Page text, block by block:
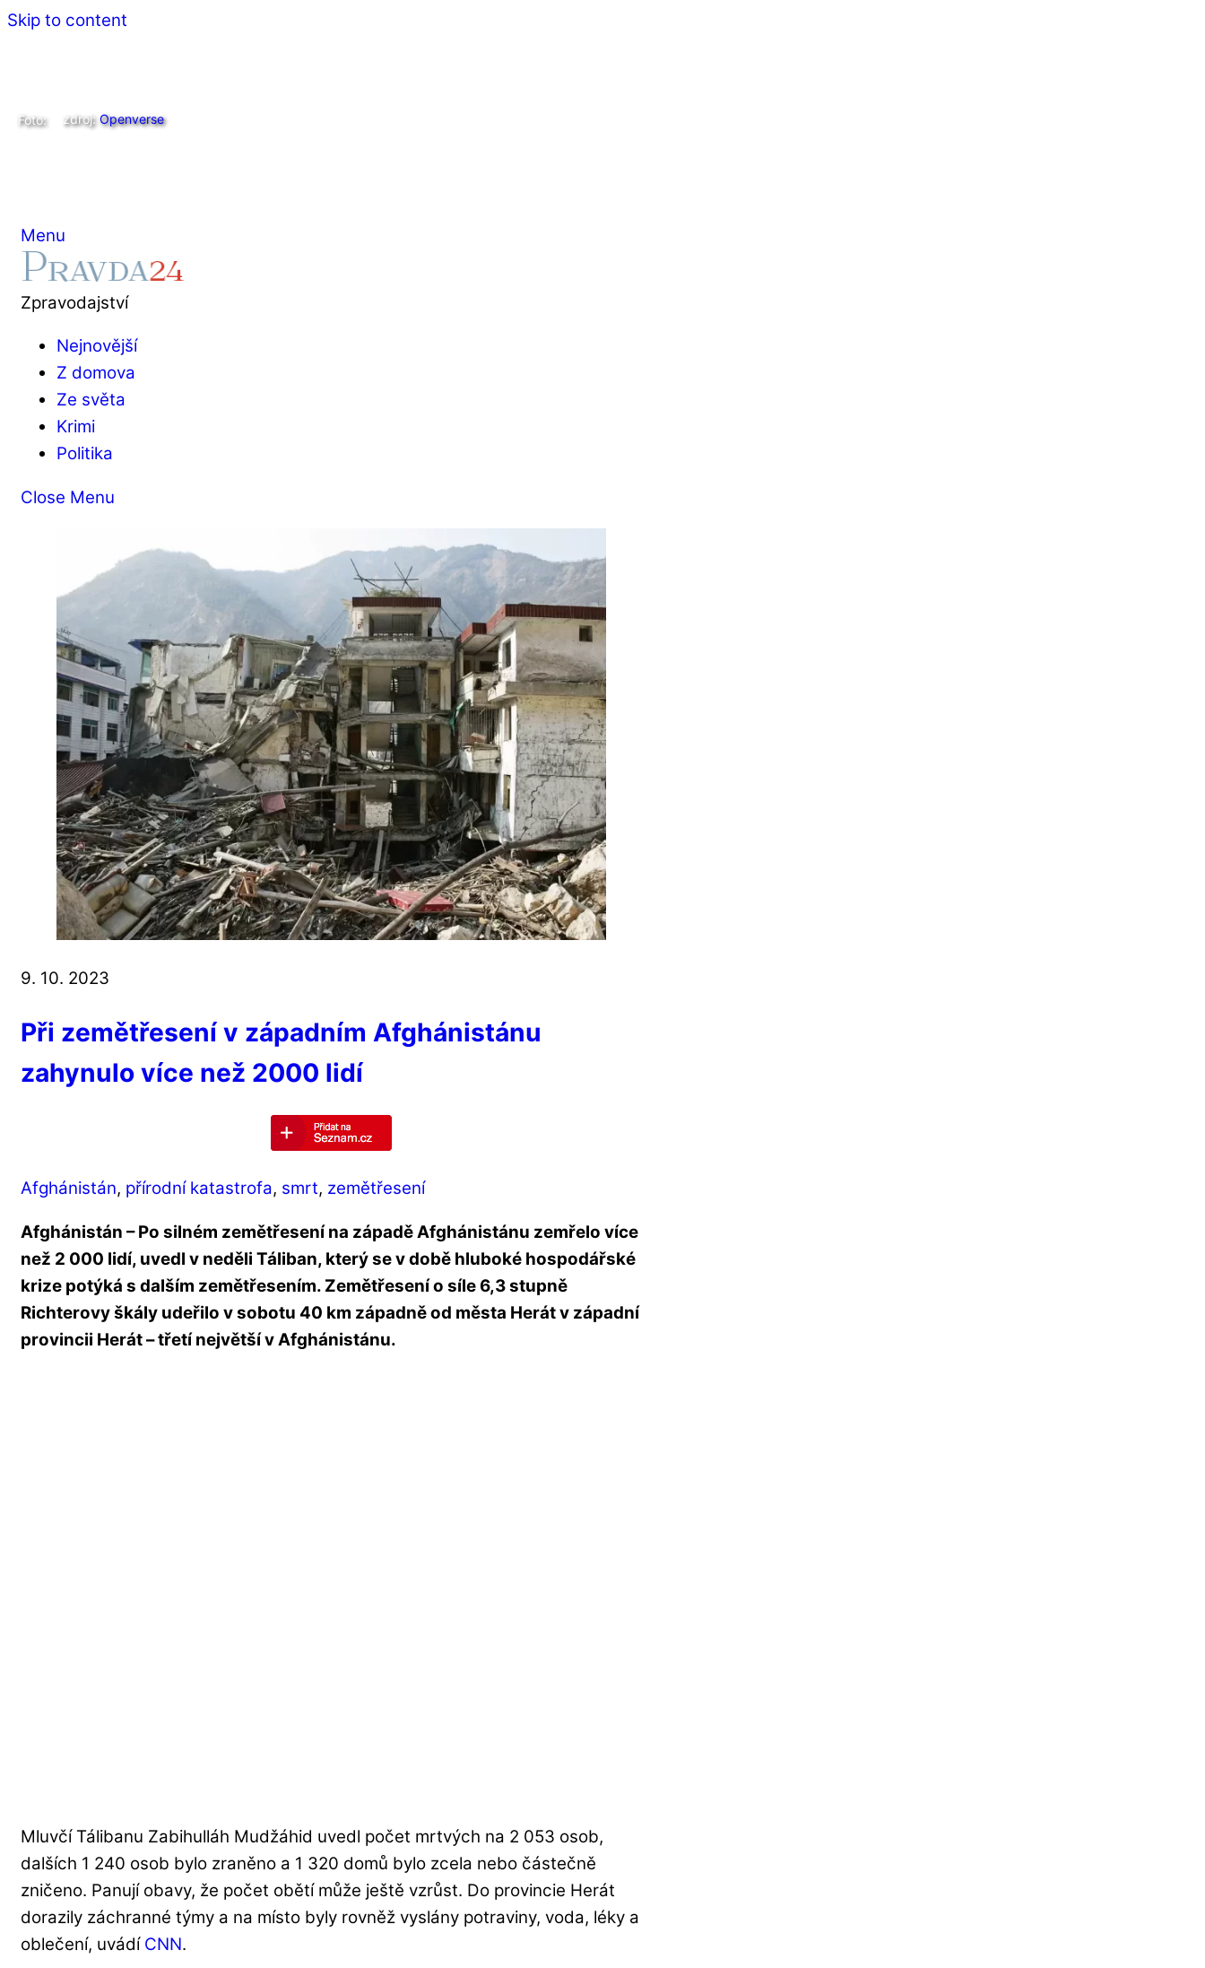
Skip to content
Menu
Zpravodajství
Nejnovější
Z domova
Ze světa
Krimi
Politika
Close Menu
9. 10. 2023
Při zemětřesení v západním Afghánistánu
zahynulo více než 2000 lidí
Afghánistán, přírodní katastrofa, smrt, zemětřesení
Afghánistán – Po silném zemětřesení na západě Afghánistánu zemřelo více
než 2 000 lidí, uvedl v neděli Táliban, který se v době hluboké hospodářské
krize potýká s dalším zemětřesením. Zemětřesení o síle 6,3 stupně
Richterovy škály udeřilo v sobotu 40 km západně od města Herát v západní
provincii Herát – třetí největší v Afghánistánu.
Mluvčí Tálibanu Zabihulláh Mudžáhid uvedl počet mrtvých na 2 053 osob,
dalších 1 240 osob bylo zraněno a 1 320 domů bylo zcela nebo částečně
zničeno. Panují obavy, že počet obětí může ještě vzrůst. Do provincie Herát
dorazily záchranné týmy a na místo byly rovněž vyslány potraviny, voda, léky a
oblečení, uvádí CNN.
zdroj:Openverse
Foto: